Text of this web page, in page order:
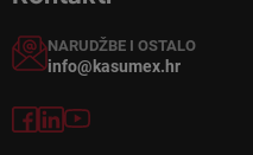
NARUDŽBE I OSTALO
info@kasumex.hr